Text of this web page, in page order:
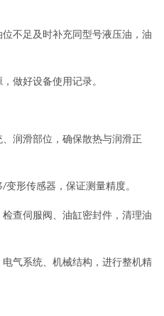
不足及时补充同型号液压油，油
做好设备使用记录。
润滑部位，确保散热与润滑正
/变形传感器，保证测量精度。
查伺服阀、油缸密封件，清理油
气系统、机械结构，进行整机精